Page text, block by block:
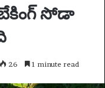
సోడా
26 1 minute read